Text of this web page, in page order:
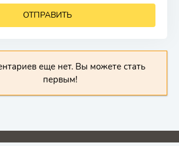
ОТПРАВИТЬ
еще нет. Вы можете стать
первым!